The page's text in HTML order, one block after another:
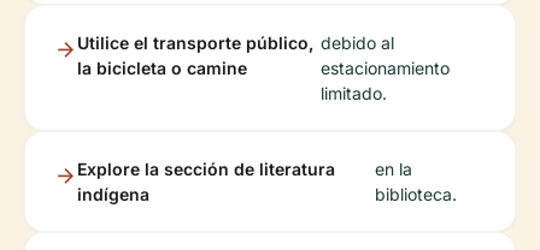
Utilice el transporte público,
la bicicleta o camine
debido al
estacionamiento
limitado.
Explore la sección de literatura
indígena
en la
biblioteca.